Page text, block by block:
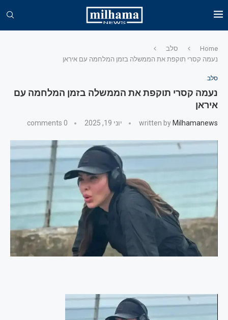
Home
סלב
נעמה קסרי תוקפת את הממשלה בזמן המלחמה עם איראן
סלב
נעמה קסרי תוקפת את הממשלה בזמן המלחמה עם
איראן
written by Milhamanews יוני 19, 2025 0 comments